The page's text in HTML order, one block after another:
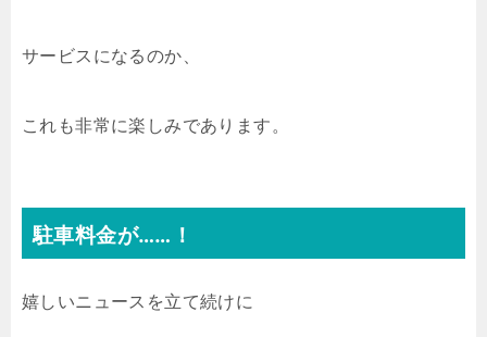
サービスになるのか、
これも非常に楽しみであります。
駐車料金が……！
嬉しいニュースを立て続けに